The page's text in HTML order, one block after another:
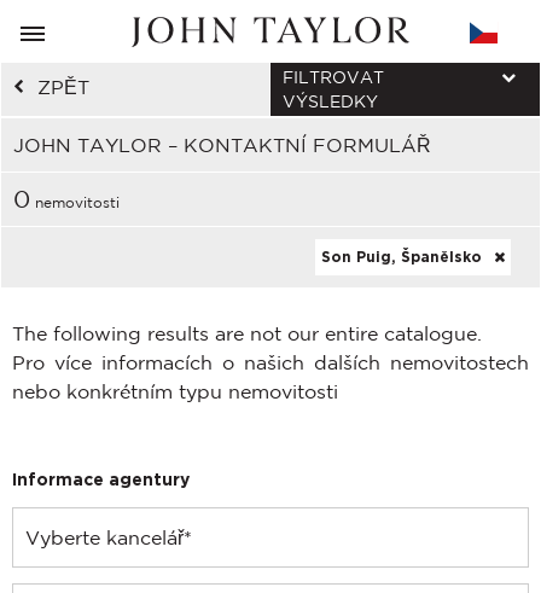
ZPĚT
JOHN TAYLOR – KONTAKTNÍ FORMULÁŘ
FILTROVAT
VÝSLEDKY
0 nemovitosti
Son Puig, Španělsko
The following results are not our entire catalogue.
Pro více informacích o našich dalších nemovitostech
nebo konkrétním typu nemovitosti
Informace agentury